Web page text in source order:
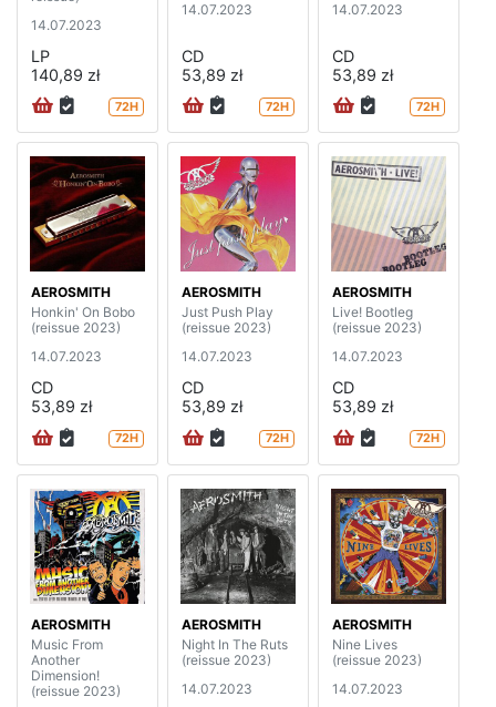
14.07.2023
LP
140,89 zł
72H
14.07.2023
CD
53,89 zł
72H
14.07.2023
CD
53,89 zł
72H
AEROSMITH
Honkin' On Bobo
(reissue 2023)
14.07.2023
CD
53,89 zł
72H
AEROSMITH
Just Push Play
(reissue 2023)
14.07.2023
CD
53,89 zł
72H
AEROSMITH
Live! Bootleg
(reissue 2023)
14.07.2023
CD
53,89 zł
72H
AEROSMITH
Music From
Another
Dimension!
(reissue 2023)
AEROSMITH
Night In The Ruts
(reissue 2023)
14.07.2023
AEROSMITH
Nine Lives
(reissue 2023)
14.07.2023